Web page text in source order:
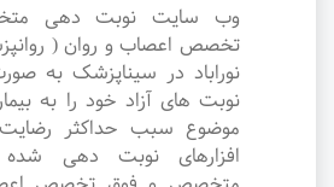
وب سایت نوبت دهی
تخصص اعصاب و روان (
نوراباد در سیناپزشک به
نوبت های آزاد خود را به
موضوع سبب حداکثر
افزارهای نوبت دهی